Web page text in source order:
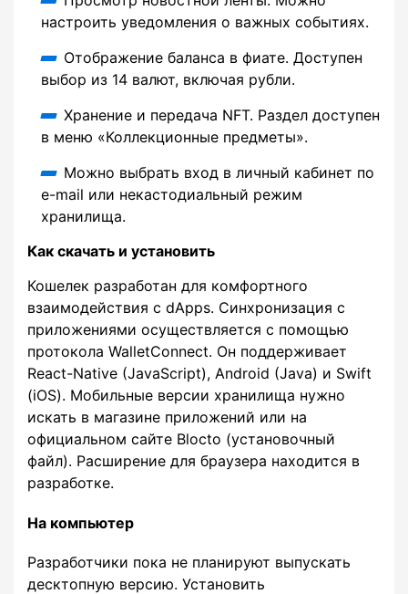
настроить уведомления о важных событиях.
Отображение баланса в фиате. Доступен
выбор из 14 валют, включая рубли.
Хранение и передача NFT. Раздел доступен
в меню «Коллекционные предметы».
Можно выбрать вход в личный кабинет по
e-mail или некастодиальный режим
хранилища.
Как скачать и установить
Кошелек разработан для комфортного
взаимодействия с dApps. Синхронизация с
приложениями осуществляется с помощью
протокола WalletConnect. Он поддерживает
React-Native (JavaScript), Android (Java) и Swift
(iOS). Мобильные версии хранилища нужно
искать в магазине приложений или на
официальном сайте Blocto (установочный
файл). Расширение для браузера находится в
разработке.
На компьютер
Разработчики пока не планируют выпускать
десктопную версию. Установить